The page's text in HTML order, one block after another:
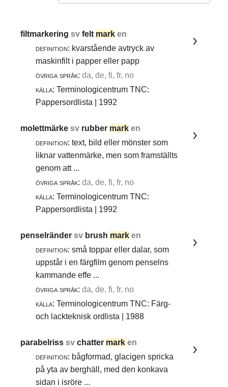
filtmarkeringsvfelt mark en
definition: kvarstående avtryck av
maskinfilt i papper eller papp
övriga språk: da, de, fi, fr, no
källa: Terminologicentrum TNC:
Pappersordlista | 1992
molettmärkesv rubber mark en
definition: text, bild eller mönster som
liknar vattenmärke, men som framställts
genom att ...
övriga språk: da, de, fi, fr, no
källa: Terminologicentrum TNC:
Pappersordlista | 1992
penselrändersv brush mark en
definition: små toppar eller dalar, som
uppstår i en färgfilm genom penselns
kammande effe ...
övriga språk: da, de, fi, fr, no
källa: Terminologicentrum TNC: Färg-
och lackteknisk ordlista | 1988
parabelrisssvchatter mark en
definition: bågformad, glacigen spricka
på yta av berghäll, med den konkava
sidan i isröre ...